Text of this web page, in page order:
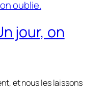
jour, on
et nous les laissons